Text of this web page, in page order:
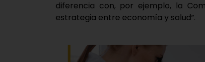
diferencia con, por ejemplo, la
estrategia entre economía y salud”.